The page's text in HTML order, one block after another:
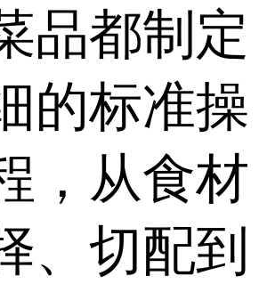
品都制定
的标准操
，从食材
、切配到